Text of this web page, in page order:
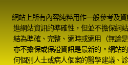
網站上所有內容純粹用作一般參考及
進網站資訊的準確性，但並不擔保網
結為準確、完整、適時或適用（無論
亦不擔保或保證資訊是最新的。網站
何個別人士或病人個案的醫學建議、